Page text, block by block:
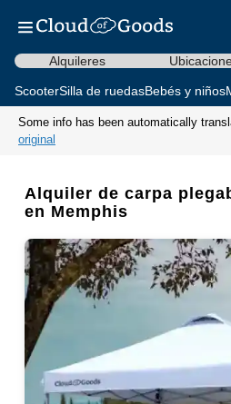
Alquileres
ScooterSilla de ruedasBebés y niños
Some info has been automatically
original
Alquiler de carpa
en Memphis